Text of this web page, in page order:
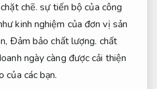
chẽ. sự tiến bộ của công
kinh nghiệm của đơn vị sản
Đảm bảo chất lượng. chất
ngày càng được cải thiện
của các bạn.